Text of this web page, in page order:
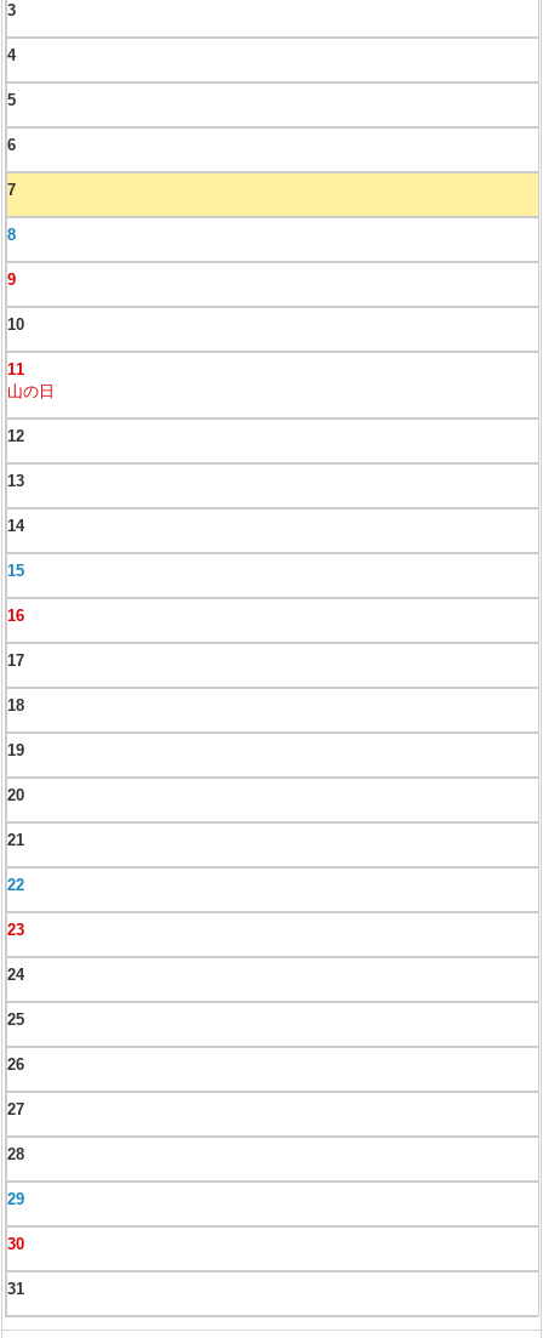
3
4
5
6
7
8
9
10
11
山の日
12
13
14
15
16
17
18
19
20
21
22
23
24
25
26
27
28
29
30
31